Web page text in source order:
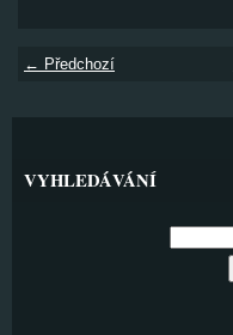
← Předchozí
VYHLEDÁVÁNÍ